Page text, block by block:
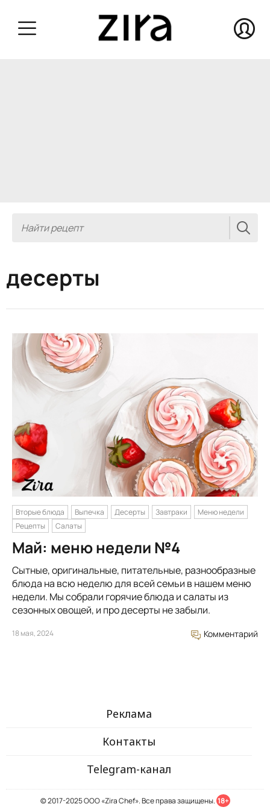
десерты
Вторые блюда Выпечка Десерты Завтраки
Меню недели
Рецепты
Салаты
Май: меню недели №4
Сытные, оригинальные, питательные, разнообразные
блюда на всю неделю для всей семьи в нашем меню
недели. Мы собрали горячие блюда и салаты из
сезонных овощей, и про десерты не забыли.
18 мая, 2024 Комментарий
Реклама
Контакты
Telegram-канал
© 2017-2025 ООО «Zira Chef». Все права защищены. 18+